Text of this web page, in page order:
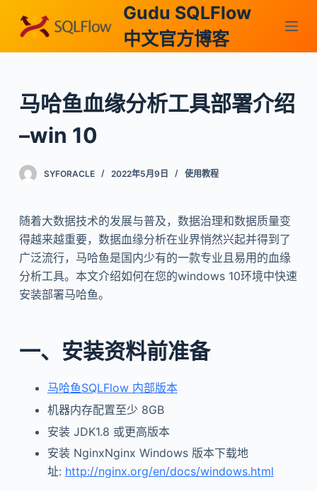
跳
过
内
Gudu SQLFlow
中文官方博客
马哈鱼血缘分析工具部署介绍
–win 10
SYFORACLE 2022年5月9日 使用教程
随着大数据技术的发展与普及，数据治理和数据质量变
得越来越重要，数据血缘分析在业界悄然兴起并得到了
广泛流行，马哈鱼是国内少有的一款专业且易用的血缘
分析工具。本文介绍如何在您的windows 10环境中快速
安装部署马哈鱼。
一、安装资料前准备
马哈鱼SQLFlow 内部版本
机器内存配置至少 8GB
安装 JDK1.8 或更高版本
安装 NginxNginx Windows 版本下载地
址: http://nginx.org/en/docs/windows.html